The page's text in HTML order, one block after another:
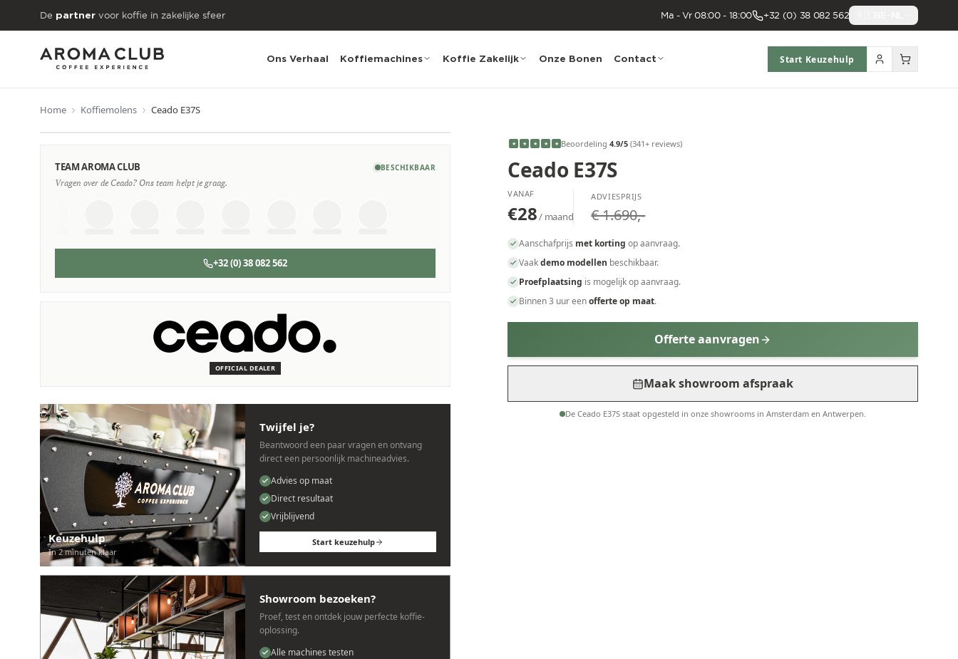
Skip to main content
De partner voor koffie in zakelijke sfeer Ma - Vr 08:00 - 18:00 +32 (0) 38 082 562
Ons Verhaal Koffiemachines Koffie Zakelijk Onze Bonen Contact Start Keuzehulp
Home Koffiemolens Ceado E37S
€28 /maand
TEAM AROMA CLUB BESCHIKBAAR
Vragen over de Ceado? Ons team helpt je graag.
+32 (0) 38 082 562
OFFICIAL DEALER
Wij staan voor je klaar
Keuzehulp
In 2 minuten klaar
Twijfel je?
Beantwoord een paar vragen en ontvang
direct een persoonlijk machineadvies.
Advies op maat
Direct resultaat
Vrijblijvend
Start keuzehulp
Showroom bezoeken?
Proef, test en ontdek jouw perfecte koffie-
oplossing.
Alle machines testen
★ ★ ★ ★ ★ Beoordeling 4.9/5 (341+ reviews)
Ceado E37S
VANAF
€28/ maand
ADVIESPRIJS
€ 1.690,-
Aanschafprijs met korting op aanvraag.
Vaakdemo modellen beschikbaar.
Proefplaatsing is mogelijk op aanvraag.
Binnen 3 uur eenofferte op maat.
Offerte aanvragen
Maak showroom afspraak
De Ceado E37S staat opgesteld in onze showrooms in Amsterdam en Antwerpen.